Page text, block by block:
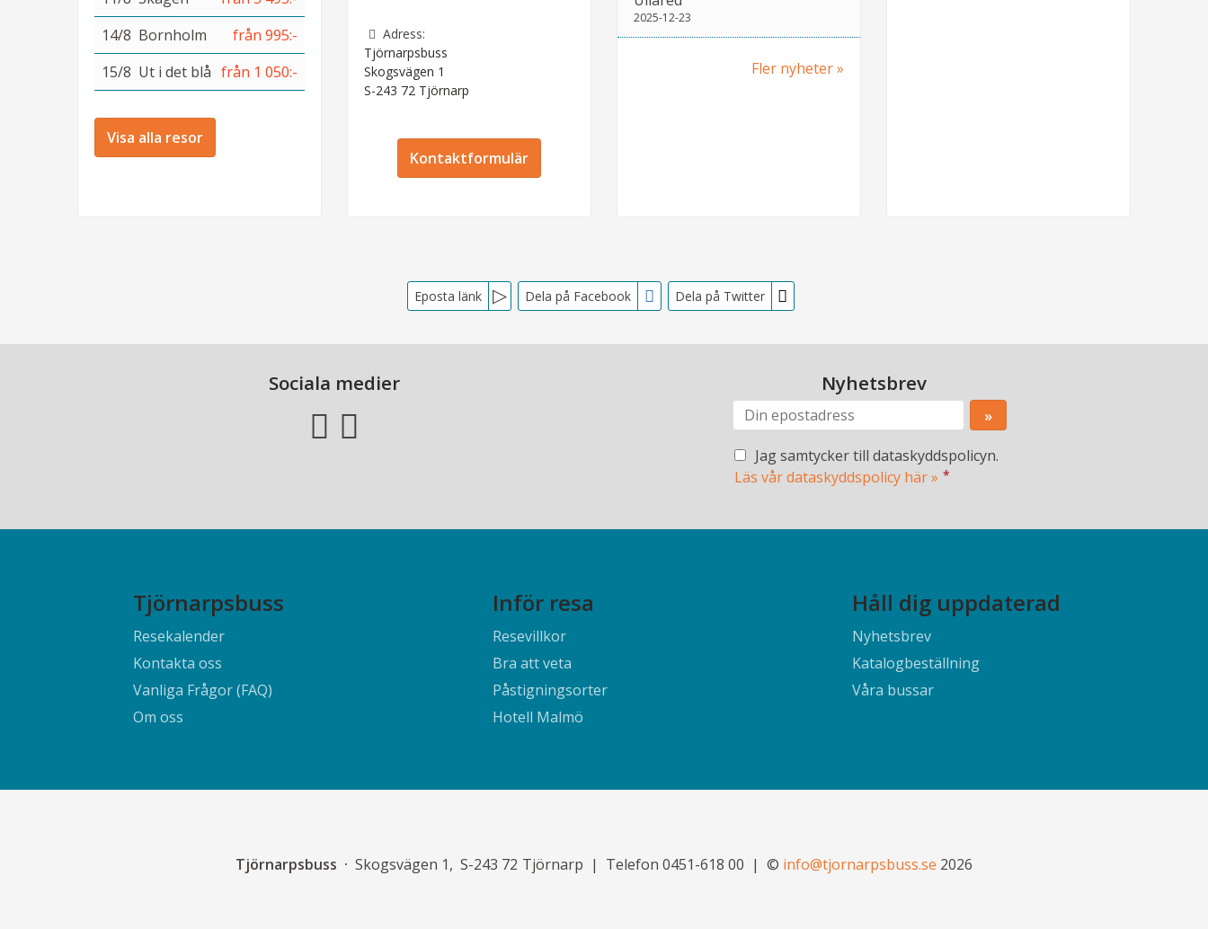
14/8 Bornholm
från 995:-
15/8 Ut i det blå från 1 050:-
Visa alla resor
Adress:
Tjörnarpsbuss
Skogsvägen 1
S-243 72 Tjörnarp
Kontaktformulär
2025-12-23
Fler nyheter
Eposta länk Dela på Facebook Dela på Twitter
Sociala medier Nyhetsbrev
Jag samtycker till dataskyddspolicyn.
Läs vår dataskyddspolicy här » *
Tjörnarpsbuss
Resekalender
Kontakta oss
Vanliga Frågor (FAQ)
Om oss
Inför resa
Resevillkor
Bra att veta
Påstigningsorter
Hotell Malmö
Håll dig uppdaterad
Nyhetsbrev
Katalogbeställning
Våra bussar
Tjörnarpsbuss Skogsvägen 1 S-243 72 Tjörnarp Telefon0451-618 00 © info@tjornarpsbuss.se 2026